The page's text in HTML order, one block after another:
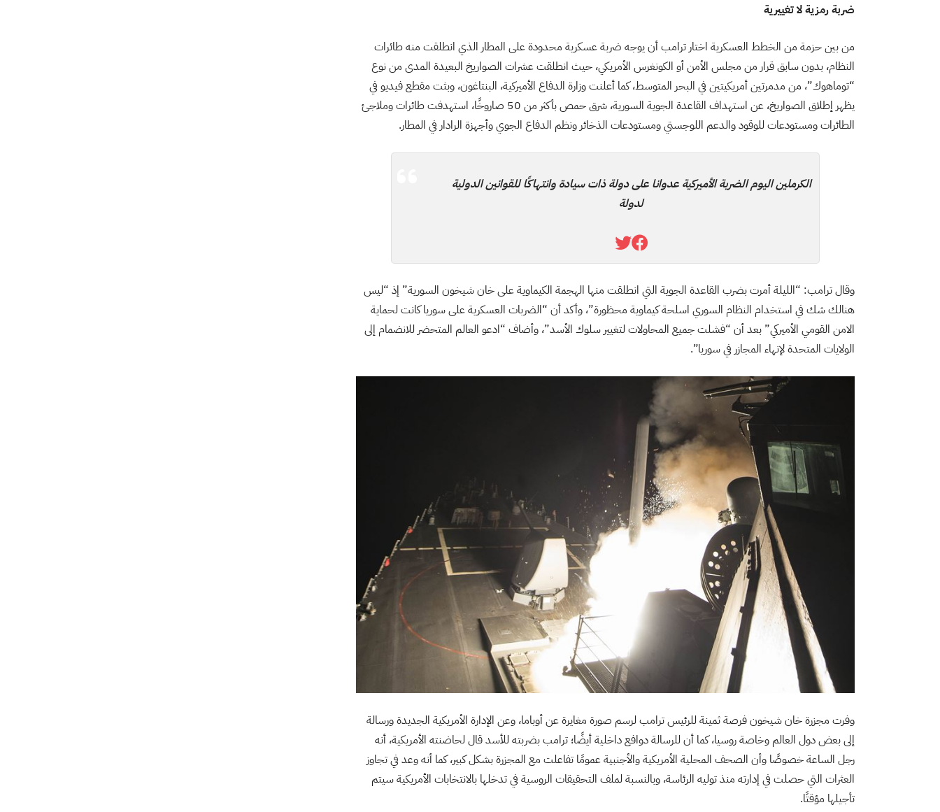
ضربة رمزية لا تغييرية
من بين حزمة من الخطط العسكرية اختار ترامب أن يوجه ضربة عسكرية محدودة على المطار الذي انطلقت منه طائرات
النظام، بدون سابق قرار من مجلس الأمن أو الكونغرس الأمريكي، حيث انطلقت عشرات الصواريخ البعيدة المدى من نوع
“توماهوك”، من مدمرتين أمريكيتين في البحر المتوسط، كما أعلنت وزارة الدفاع الأميركية، البنتاغون، وبثت مقطع فيديو في
يظهر إطلاق الصواريخ، عن استهداف القاعدة الجوية السورية، شرق حمص بأكثر من 50 صاروخًا، استهدفت طائرات وملاجئ
الطائرات ومستودعات للوقود والدعم اللوجستي ومستودعات الذخائر ونظم الدفاع الجوي وأجهزة الرادار في المطار.
الكرملين اليوم الضربة الأميركية عدوانا على دولة ذات سيادة وانتهاكًا للقوانين الدولية
لدولة
وقال ترامب: “الليلة أمرت بضرب القاعدة الجوية التي انطلقت منها الهجمة الكيماوية‎ على خان شيخون السورية” إذ “ليس
هنالك شك في استخدام النظام السوري اسلحة كيماوية محظورة”، وأكد أن “الضربات العسكرية على سوريا كانت لحماية
الامن القومي الأميركي” بعد أن “فشلت جميع المحاولات لتغيير سلوك الأسد”، وأضاف “ادعو العالم المتحضر للانضمام إلى
الولايات المتحدة لإنهاء المجازر في سوريا”.
وفرت مجزرة خان شيخون فرصة ثمينة للرئيس ترامب لرسم صورة مغايرة عن أوباما، وعن الإدارة الأمريكية الجديدة ورسالة
إلى بعض دول العالم وخاصة روسيا، كما أن للرسالة دوافع داخلية أيضًا؛ ترامب بضربته للأسد قال لحاضنته الأمريكية، أنه
رجل الساعة خصوصًا وأن الصحف المحلية الأمريكية والأجنبية عمومًا تفاعلت مع المجزرة بشكل كبير، كما أنه وعد في تجاوز
العثرات التي حصلت في إدارته منذ توليه الرئاسة، وبالنسبة لملف التحقيقات الروسية في تدخلها بالانتخابات الأمريكية سيتم
تأجيلها مؤقتًا.